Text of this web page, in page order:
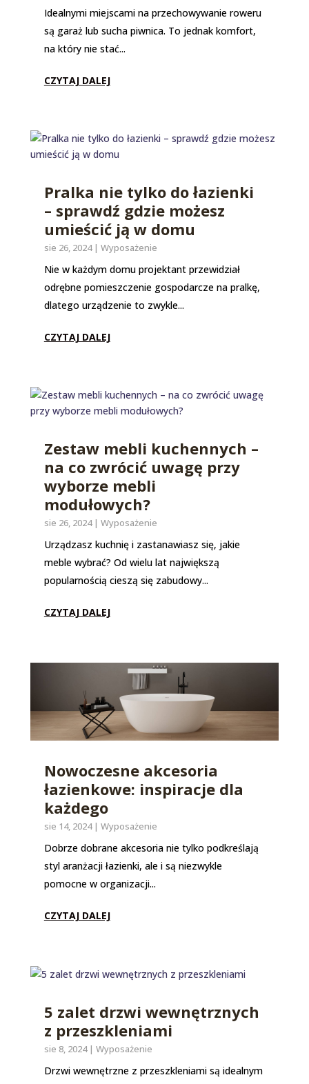
Idealnymi miejscami na przechowywanie roweru
są garaż lub sucha piwnica. To jednak komfort,
na który nie stać...
CZYTAJ DALEJ
Pralka nie tylko do łazienki
– sprawdź gdzie możesz
umieścić ją w domu
sie 26, 2024| Wyposażenie
Nie w każdym domu projektant przewidział
odrębne pomieszczenie gospodarcze na pralkę,
dlatego urządzenie to zwykle...
CZYTAJ DALEJ
Zestaw mebli kuchennych –
na co zwrócić uwagę przy
wyborze mebli
modułowych?
sie 26, 2024| Wyposażenie
Urządzasz kuchnię i zastanawiasz się, jakie
meble wybrać? Od wielu lat największą
popularnością cieszą się zabudowy...
CZYTAJ DALEJ
Nowoczesne akcesoria
łazienkowe: inspiracje dla
każdego
sie 14, 2024| Wyposażenie
Dobrze dobrane akcesoria nie tylko podkreślają
styl aranżacji łazienki, ale i są niezwykle
pomocne w organizacji...
CZYTAJ DALEJ
5 zalet drzwi wewnętrznych
z przeszkleniami
sie 8, 2024| Wyposażenie
Drzwi wewnętrzne z przeszkleniami są idealnym